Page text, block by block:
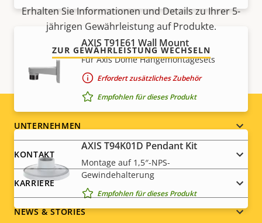
AXIS T91E61 Wall Mount
Für Axis Dome Hängemontagesets
Erfordert zusätzliches Zubehör
Empfohlen für dieses Produkt
AXIS T94K01D Pendant Kit
Montage auf 1,5″-NPS-
Gewindehalterung
Empfohlen für dieses Produkt
Erhalten Sie Informationen und Details zu Ihrer 5-
jährigen Gewährleistung auf Produkte.
ZUR GEWÄHRLEISTUNG WECHSELN
Footer
menu
UNTERNEHMEN
KONTAKT
KARRIERE
NEWS & STORIES